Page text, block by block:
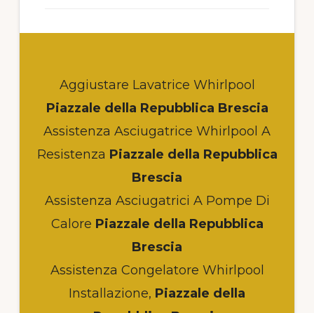
Aggiustare Lavatrice Whirlpool
Piazzale della Repubblica Brescia
Assistenza Asciugatrice Whirlpool A
Resistenza Piazzale della Repubblica
Brescia
Assistenza Asciugatrici A Pompe Di
Calore Piazzale della Repubblica
Brescia
Assistenza Congelatore Whirlpool
Installazione, Piazzale della